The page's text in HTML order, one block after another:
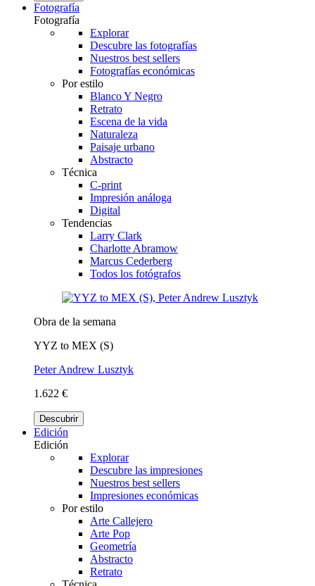
Fotografía
Fotografía
Explorar
Descubre las fotografías
Nuestros best sellers
Fotografías económicas
Por estilo
Blanco Y Negro
Retrato
Escena de la vida
Naturaleza
Paisaje urbano
Abstracto
Técnica
C-print
Impresión análoga
Digital
Tendencias
Larry Clark
Charlotte Abramow
Marcus Cederberg
Todos los fotógrafos
Obra de la semana
YYZ to MEX (S)
Peter Andrew Lusztyk
1.622 €
Descubrir
Edición
Edición
Explorar
Descubre las impresiones
Nuestros best sellers
Impresiones económicas
Por estilo
Arte Callejero
Arte Pop
Geometría
Abstracto
Retrato